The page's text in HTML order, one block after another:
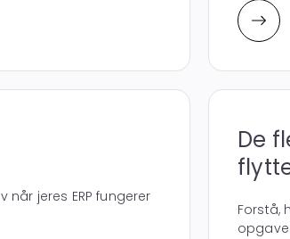
jeres ERP fungerer
De
Forstå,